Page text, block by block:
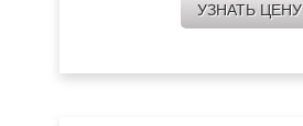
УЗНАТЬ ЦЕНУ